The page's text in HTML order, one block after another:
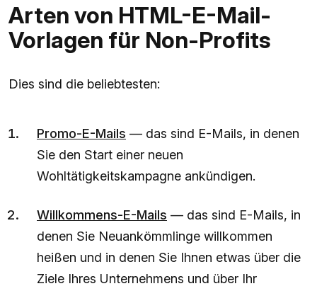
Arten von HTML-E-Mail-
Vorlagen für Non-Profits
Dies sind die beliebtesten:
Promo-E-Mails — das sind E-Mails, in denen
Sie den Start einer neuen
Wohltätigkeitskampagne ankündigen.
Willkommens-E-Mails — das sind E-Mails, in
denen Sie Neuankömmlinge willkommen
heißen und in denen Sie Ihnen etwas über die
Ziele Ihres Unternehmens und über Ihr